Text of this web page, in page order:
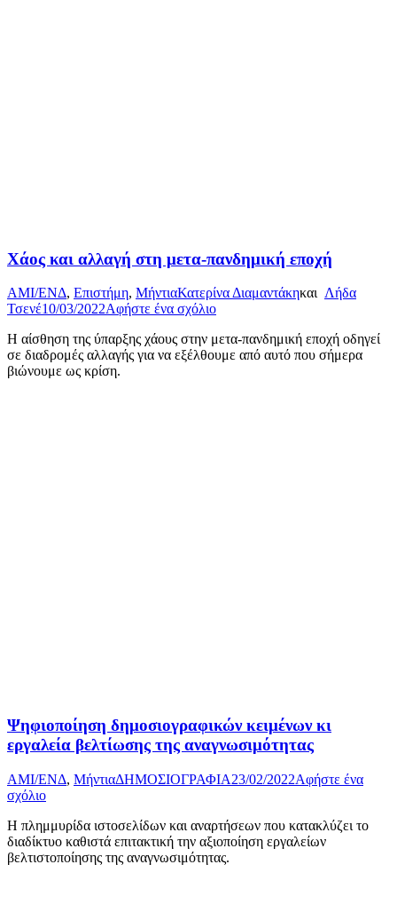
Χάος και αλλαγή στη μετα-πανδημική εποχή
AMI/ΕΝΔ, Επιστήμη, ΜήντιαΚατερίνα Διαμαντάκηκαι Λήδα
Τσενέ10/03/2022Αφήστε ένα σχόλιο
Η αίσθηση της ύπαρξης χάους στην μετα-πανδημική εποχή οδηγεί
σε διαδρομές αλλαγής για να εξέλθουμε από αυτό που σήμερα
βιώνουμε ως κρίση.
Ψηφιοποίηση δημοσιογραφικών κειμένων κι
εργαλεία βελτίωσης της αναγνωσιμότητας
AMI/ΕΝΔ, ΜήντιαΔΗΜΟΣΙΟΓΡΑΦΙΑ23/02/2022Αφήστε ένα
σχόλιο
Η πλημμυρίδα ιστοσελίδων και αναρτήσεων που κατακλύζει το
διαδίκτυο καθιστά επιτακτική την αξιοποίηση εργαλείων
βελτιστοποίησης της αναγνωσιμότητας.